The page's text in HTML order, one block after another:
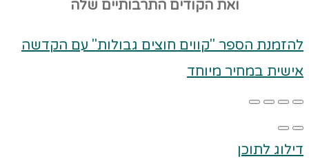
ואת הקודים התרבותיים שלה
להזמנת הספר "קווים חוצים גבולות" עם הקדשה
אישית במחיר מיוחד
דילוג לתוכן